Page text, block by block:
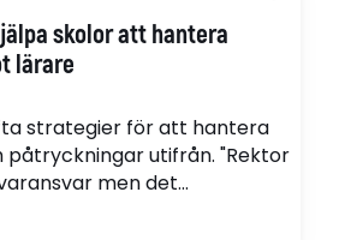
skolor att hantera
lärare
strategier för att hantera
påtryckningar utifrån. "Rektor
men det